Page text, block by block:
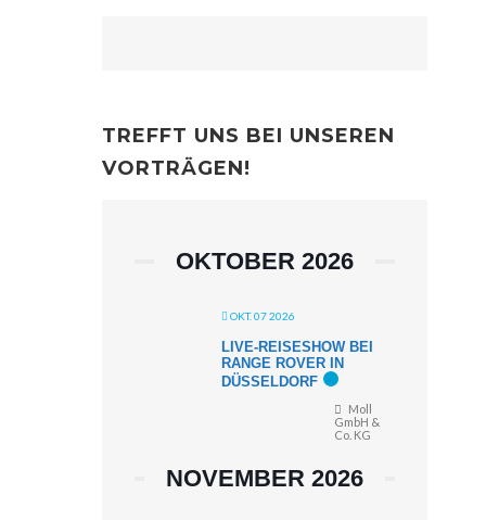
TREFFT UNS BEI UNSEREN
VORTRÄGEN!
OKTOBER 2026
OKT. 07 2026
LIVE-REISESHOW BEI
RANGE ROVER IN
DÜSSELDORF
Moll
GmbH &
Co. KG
NOVEMBER 2026